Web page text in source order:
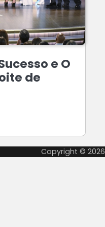
e O
de
Copyright © 2026